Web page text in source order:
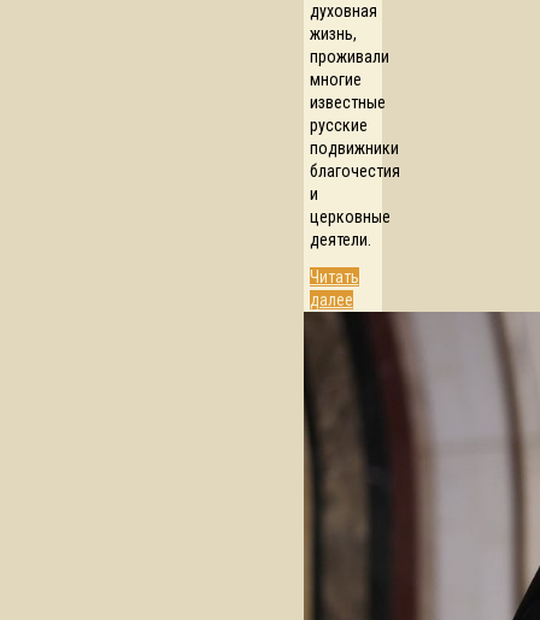
духовная
жизнь,
проживали
многие
известные
русские
подвижники
благочестия
и
церковные
деятели.
Читать
далее